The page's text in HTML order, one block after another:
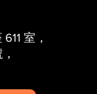
室，